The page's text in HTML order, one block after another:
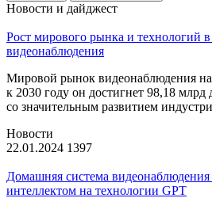
Новости и дайджест
Рост мирового рынка и технологий в
видеонаблюдения
Мировой рынок видеонаблюдения
к 2030 году он достигнет 98,18
со значительным развитием
Новости
22.01.2024 1397
Домашняя система
интеллектом на технологии GPT